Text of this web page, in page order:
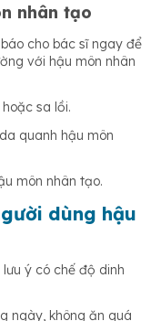
nhân tạo
cho bác sĩ ngay để
với hậu môn nhân
sa lồi.
quanh hậu môn
môn nhân tạo.
dùng hậu
ý có chế độ dinh
ngày, không ăn quá